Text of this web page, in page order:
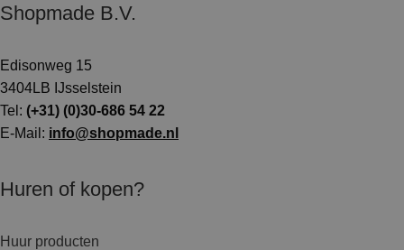
Shopmade B.V.
Edisonweg 15
3404LB IJsselstein
Tel: (+31) (0)30-686 54 22
E-Mail: info@shopmade.nl
Huren of kopen?
Huur producten